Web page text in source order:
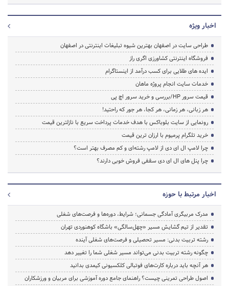
اخبار ویژه
طراحی سایت در اصفهان بهترین شیوه تبلیغات اینترنتی در اصفهان
فروشگاه اینترنتی کشاورزی اگری راز
ایده های طلایی برای کسب درآمد از اینستاگرام
خدمات سایت انجام پروژه ماهان
قیمت سرور HP/بررسی و خرید سرور اچ پی
هر زبانی، هر زمانی، هر کجا، هر جور که راحتید!
رونمایی از سایت بلوباکس با هدف خدمات پرداخت سریع با نازلترین قیمت
خرید تلگرام پرمیوم با ارزان ترین قیمت
چرا لامپ ال ای دی از لامپ رشته‌ای و کم مصرف بهتر است؟
چرا پنل های ال ای دی سقفی فروش خوبی دارند؟
اخبار مرتبط با حوزه
مدرک مربیگری آمادگی جسمانی؛ شرایط، دوره‌ها و فرصت‌های شغلی
تقدیر از تیم گشایش مسیر «چهل‌سالگی» باشگاه کوهنوردی تهران
رشته تربیت بدنی: مسیر تحصیلی و فرصت‌های شغلی آینده
چگونه رشته تربیت بدنی می‌تواند مسیر شغلی شما را تغییر دهد
هر آنچه باید درباره کارت‌های فوتبالی کلکسیونی کیمدی بدانید
اصول طراحی تمرینی چیست؟ راهنمای جامع دوره آموزشی برای مربیان و ورزشکاران